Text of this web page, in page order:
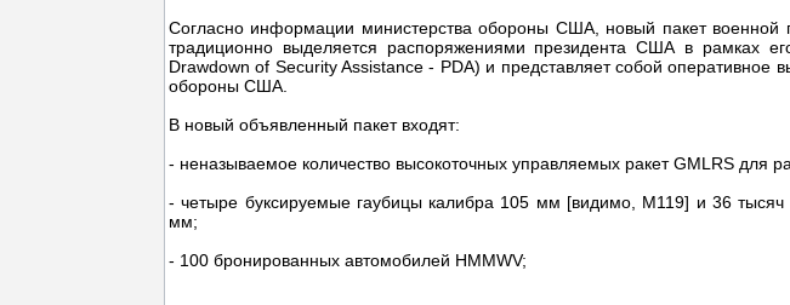
Согласно информации министерства обороны США, новый пакет
традиционно выделяется распоряжениями президента США в рамках
Drawdown of Security Assistance - PDA) и представляет собой оперативное
обороны США.
В новый объявленный пакет входят:
- неназываемое количество высокоточных управляемых ракет GMLRS для
- четыре буксируемые гаубицы калибра 105 мм [видимо, М119] и 36 тысяч
мм;
- 100 бронированных автомобилей HMMWV;